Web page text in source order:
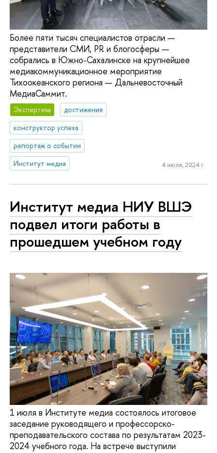
Более пяти тысяч специалистов отрасли —
представители СМИ, PR и блогосферы —
собрались в Южно-Сахалинске на крупнейшее
медиакоммуникационное мероприятие
Тихоокеанского региона — Дальневосточный
МедиаСаммит.
Экспертиза
достижения
конструктор успеха
репортаж о событии
Институт медиа
4 июля, 2024 г.
Институт медиа НИУ ВШЭ
подвел итоги работы в
прошедшем учебном году
1 июля в Институте медиа состоялось итоговое
заседание руководящего и профессорско-
преподавательского состава по результатам 2023-
2024 учебного года. На встрече выступили